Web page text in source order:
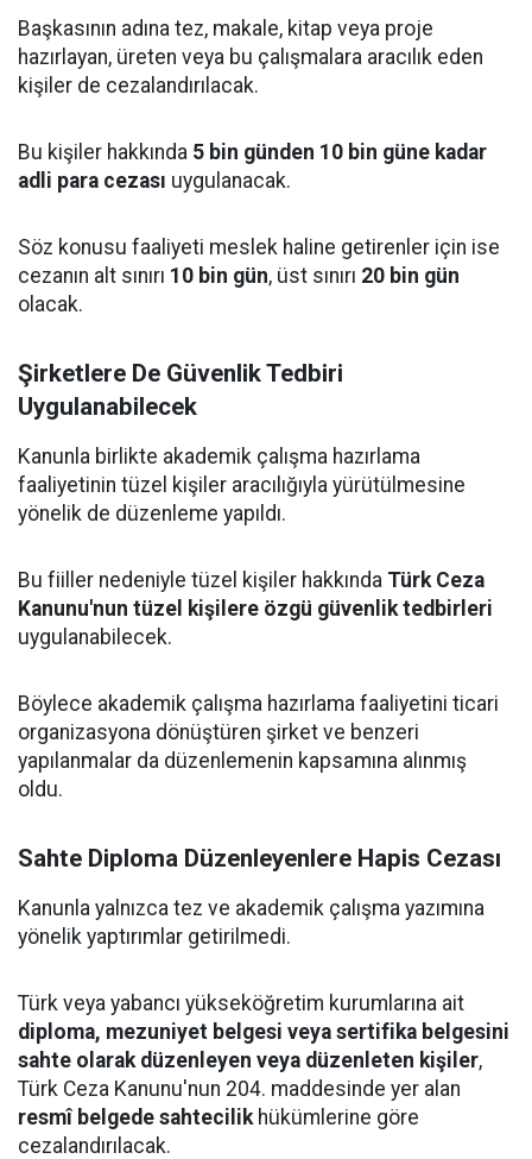
Başkasının adına tez, makale, kitap veya proje
hazırlayan, üreten veya bu çalışmalara aracılık eden
kişiler de cezalandırılacak.
Bu kişiler hakkında 5 bin günden 10 bin güne kadar
adli para cezası uygulanacak.
Söz konusu faaliyeti meslek haline getirenler için ise
cezanın alt sınırı 10 bin gün, üst sınırı 20 bin gün
olacak.
Şirketlere De Güvenlik Tedbiri
Uygulanabilecek
Kanunla birlikte akademik çalışma hazırlama
faaliyetinin tüzel kişiler aracılığıyla yürütülmesine
yönelik de düzenleme yapıldı.
Bu fiiller nedeniyle tüzel kişiler hakkında Türk Ceza
Kanunu'nun tüzel kişilere özgü güvenlik tedbirleri
uygulanabilecek.
Böylece akademik çalışma hazırlama faaliyetini ticari
organizasyona dönüştüren şirket ve benzeri
yapılanmalar da düzenlemenin kapsamına alınmış
oldu.
Sahte Diploma Düzenleyenlere Hapis Cezası
Kanunla yalnızca tez ve akademik çalışma yazımına
yönelik yaptırımlar getirilmedi.
Türk veya yabancı yükseköğretim kurumlarına ait
diploma, mezuniyet belgesi veya sertifika belgesini
sahte olarak düzenleyen veya düzenleten kişiler,
Türk Ceza Kanunu'nun 204. maddesinde yer alan
resmî belgede sahtecilik hükümlerine göre
cezalandırılacak.